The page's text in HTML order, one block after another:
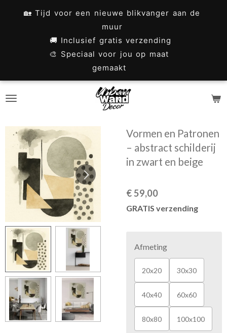
🏡 Tijd voor een nieuwe blikvanger aan de
muur
🚚 Inclusief gratis verzending
🎨 Speciaal voor jou op maat
gemaakt
Vormen en Patronen
– abstract schilderij
in zwart en beige
€ 59,00
GRATIS verzending
Afmeting
20x20 30x30
40x40 60x60
80x80 100x100